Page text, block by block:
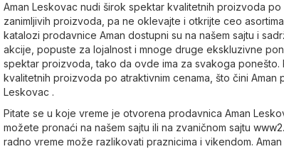
Aman Leskovac nudi širok spektar kvalitetnih proizvoda po
zanimljivih proizvoda, pa ne oklevajte i otkrijte ceo
katalozi prodavnice Aman dostupni su na našem sajtu i
akcije, popuste za lojalnost i mnoge druge ekskluzivne
spektar proizvoda, tako da ovde ima za svakoga ponešto.
kvalitetnih proizvoda po atraktivnim cenama, što čini Aman
Leskovac .
Pitate se u koje vreme je otvorena prodavnica Aman
možete pronaći na našem sajtu ili na zvaničnom sajtu
radno vreme može razlikovati praznicima i vikendom.